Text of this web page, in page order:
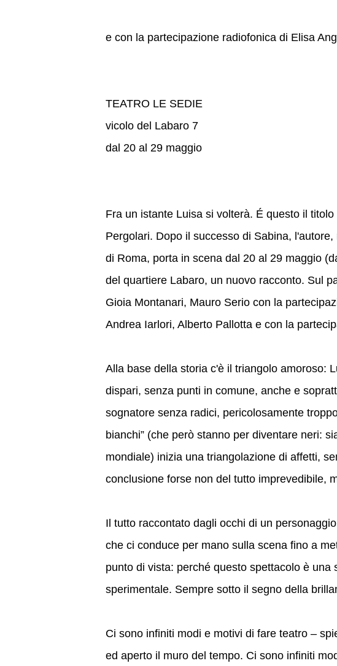
e con la partecipazione radiofonica di Elisa
TEATRO LE SEDIE
vicolo del Labaro 7
dal 20 al 29 maggio
Fra un istante Luisa si volterà. É questo il
Pergolari. Dopo il successo di Sabina,
di Roma, porta in scena dal 20 al 29 maggio
del quartiere Labaro, un nuovo racconto. Sul
Gioia Montanari, Mauro Serio con la
Andrea Iarlori, Alberto Pallotta e con la
Alla base della storia c'è il triangolo amoroso:
dispari, senza punti in comune, anche e
sognatore senza radici, pericolosamente
bianchi” (che però stanno per diventare neri:
mondiale) inizia una triangolazione di affetti,
conclusione forse non del tutto imprevedibile,
Il tutto raccontato dagli occhi di un
che ci conduce per mano sulla scena fino a
punto di vista: perché questo spettacolo è
sperimentale. Sempre sotto il segno della
Ci sono infiniti modi e motivi di fare teatro –
ed aperto il muro del tempo. Ci sono infiniti